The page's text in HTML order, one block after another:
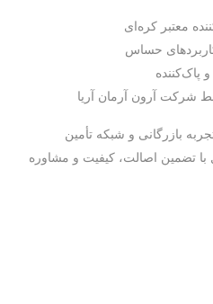
معتبر کره‌ای
حساس
پاک‌کننده
شرکت آرون آرمان آریا
بازرگانی و شبکه تأمین
با تضمین اصالت، کیفیت و مشاوره